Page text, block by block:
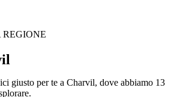
giusto per te a Charvil, dove abbiamo 13